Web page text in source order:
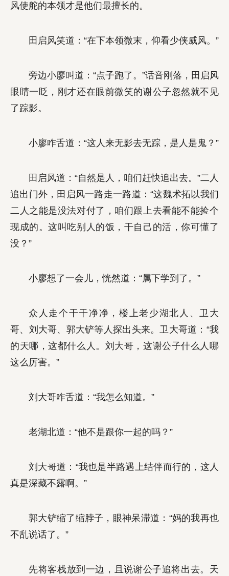
风使舵的本领才是他们最擅长的。
田启风笑道：“在下本领微末，仰看少侠威风。”
旁边小廖叫道：“点子跑了。”话音刚落，田启风
眼睛一眨，刚才还在眼前微笑的谢公子忽然就不见
了踪影。
小廖咋舌道：“这人来无影去无踪，是人是鬼？”
田启风道：“自然是人，咱们赶快追出去。”二人
追出门外，田启风一路走一路道：“这魏术拓以我们
二人之能是没法对付了，咱们跟上去看能不能捡个
现成的。这叫吃别人的饭，干自己的活，你可懂了
没？”
小廖想了一会儿，恍然道：“属下学到了。”
众人走个干干净净，楼上老少湖北人、卫大
哥、刘大哥、郭大铲等人探出头来。卫大哥道：“我
的天哪，这都什么人。刘大哥，这谢公子什么人哪
这么厉害。”
刘大哥咋舌道：“我怎么知道。”
老湖北道：“他不是跟你一起的吗？”
刘大哥道：“我也是半路遇上结伴而行的，这人
真是深藏不露啊。”
郭大铲缩了缩脖子，眼神呆滞道：“妈的我再也
不乱说话了。”
先将客栈放到一边，且说谢公子追将出去。天